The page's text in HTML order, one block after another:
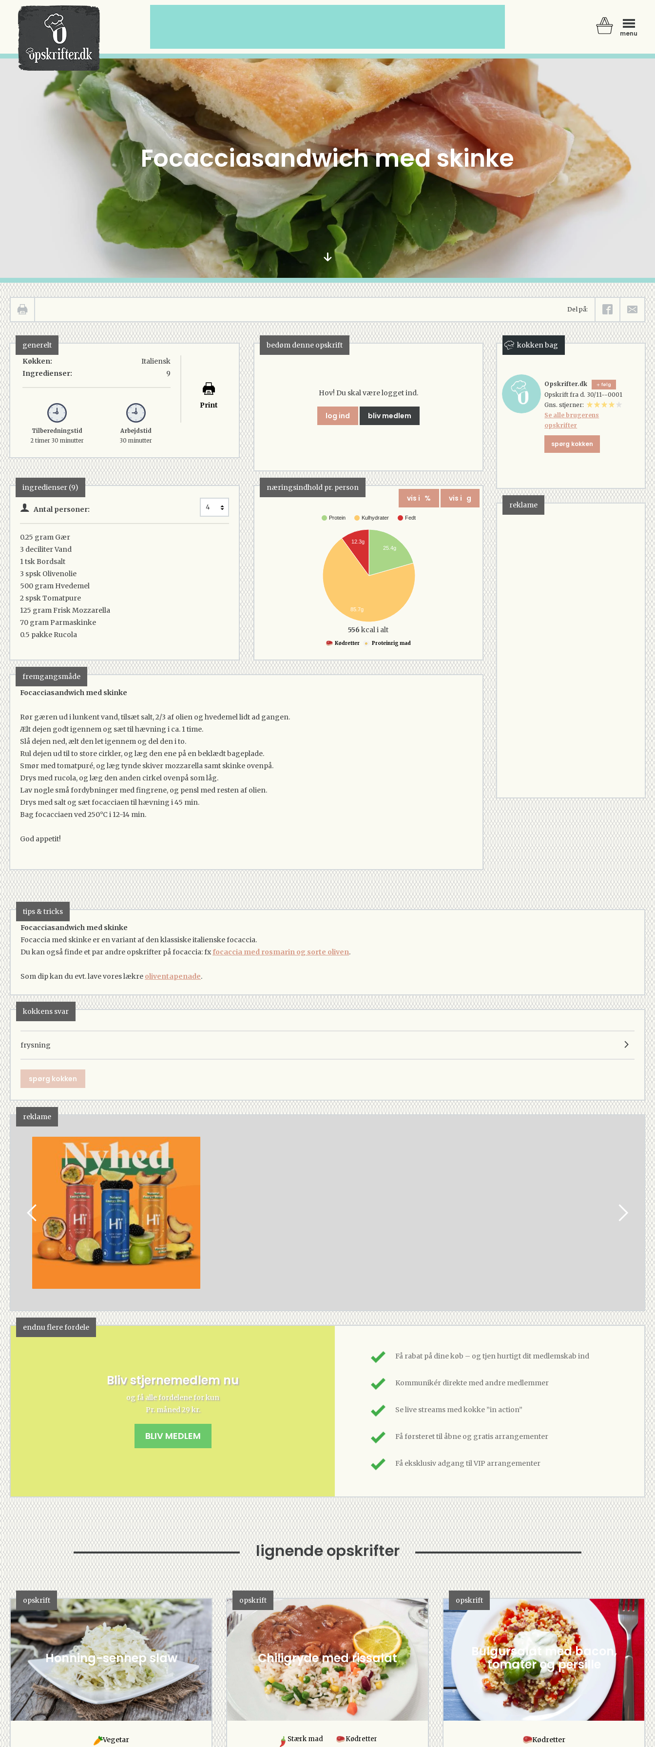
menu
Der er ingen varer i din kurv.
Focacciasandwich med skinke
Del på:
generelt
Køkken:
Ingredienser:
Italiensk
9
Tilberedningstid
2 timer 30 minutter
Arbejdstid
30 minutter
Print
bedøm denne opskrift
Hov! Du skal være logget ind.
log ind bliv medlem
ingredienser (9)
Antal personer:
0.25 gram Gær
3 deciliterVand
1 tskBordsalt
3 spsk Olivenolie
500 gram Hvedemel
2 spskTomatpure
125 gramFrisk Mozzarella
70 gramParmaskinke
0.5 pakke Rucola
næringsindhold pr. person
vis i % vis i g
Protein Kulhydrater Fedt
25.4g
12.3g
85.7g
556 kcal i alt
Kødretter Proteinrig mad
fremgangsmåde
Focacciasandwich med skinke
Rør gæren ud i lunkent vand, tilsæt salt, 2/3 af olien og hvedemel lidt ad gangen.
Ælt dejen godt igennem og sæt til hævning i ca. 1 time.
Slå dejen ned, ælt den let igennem og del den i to.
Rul dejen ud til to store cirkler, og læg den ene på en beklædt bageplade.
Smør med tomatpuré, og læg tynde skiver mozzarella samt skinke ovenpå.
Drys med rucola, og læg den anden cirkel ovenpå som låg.
Lav nogle små fordybninger med fingrene, og pensl med resten af olien.
Drys med salt og sæt focacciaen til hævning i 45 min.
Bag focacciaen ved 250°C i 12-14 min.
God appetit!
kokken bag
Opskrifter.dk følg
Opskrift fra d. 30/11--0001
Gns. stjerner:
Se alle brugerens
opskrifter
spørg kokken
reklame
tips & tricks
Focacciasandwich med skinke
Focaccia med skinke er en variant af den klassiske italienske focaccia.
Du kan også finde et par andre opskrifter på focaccia: fx focaccia med rosmarin og sorte oliven.
Som dip kan du evt. lave vores lækre oliventapenade.
kokkens svar
frysning
spørg kokken
reklame
endnu flere fordele
Bliv stjernemedlem nu
og få alle fordelene for kun
Pr. måned 29 kr.
BLIV MEDLEM
Få rabat på dine køb – og tjen hurtigt dit medlemskab ind
Kommunikér direkte med andre medlemmer
Se live streams med kokke ”in action”
Få førsteret til åbne og gratis arrangementer
Få eksklusiv adgang til VIP arrangementer
lignende opskrifter
opskrift
Honning-sennep slaw
Vegetar
opskrift
Chiligryde med rissalat
Stærk mad Kødretter
opskrift
Bulgursalat med bacon,
tomater og persille
Kødretter